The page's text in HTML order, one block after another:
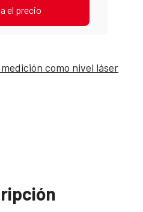
el precio
como nivel láser